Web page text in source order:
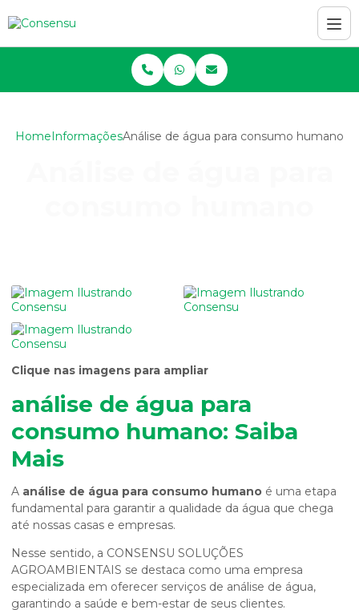
HomeInformaçõesAnálise de água para consumo humano
Clique nas imagens para ampliar
análise de água para
consumo humano: Saiba
Mais
A análise de água para consumo humano é uma etapa
fundamental para garantir a qualidade da água que chega
até nossas casas e empresas.
Nesse sentido, a CONSENSU SOLUÇÕES
AGROAMBIENTAIS se destaca como uma empresa
especializada em oferecer serviços de análise de água,
garantindo a saúde e bem-estar de seus clientes.